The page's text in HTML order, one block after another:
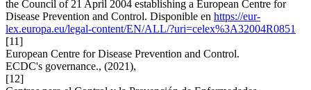
the Council of 21 April 2004 establishing a European Centre for
Disease Prevention and Control. Disponible en https://eur-
lex.europa.eu/legal-content/EN/ALL/?uri=celex%3A32004R0851
[11]
European Centre for Disease Prevention and Control.
ECDC's governance., (2021),
[12]